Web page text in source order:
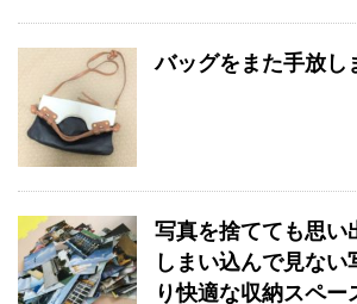
バッグをまた手放し
写真を捨てても思い
しまい込んで見ない
り快適な収納スペー